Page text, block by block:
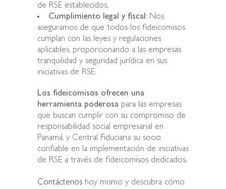
de RSE establecidos.
Cumplimiento legal y fiscal: Nos
aseguramos de que todos los fideicomisos
cumplan con las leyes y regulaciones
aplicables, proporcionando a las empresas
tranquilidad y seguridad jurídica en sus
iniciativas de RSE.
Los fideicomisos ofrecen una
herramienta poderosa para las empresas
que buscan cumplir con su compromiso de
responsabilidad social empresarial en
Panamá, y Central Fiduciaria su socio
confiable en la implementación de iniciativas
de RSE a través de fideicomisos dedicados.
Contáctenos hoy mismo y descubra cómo